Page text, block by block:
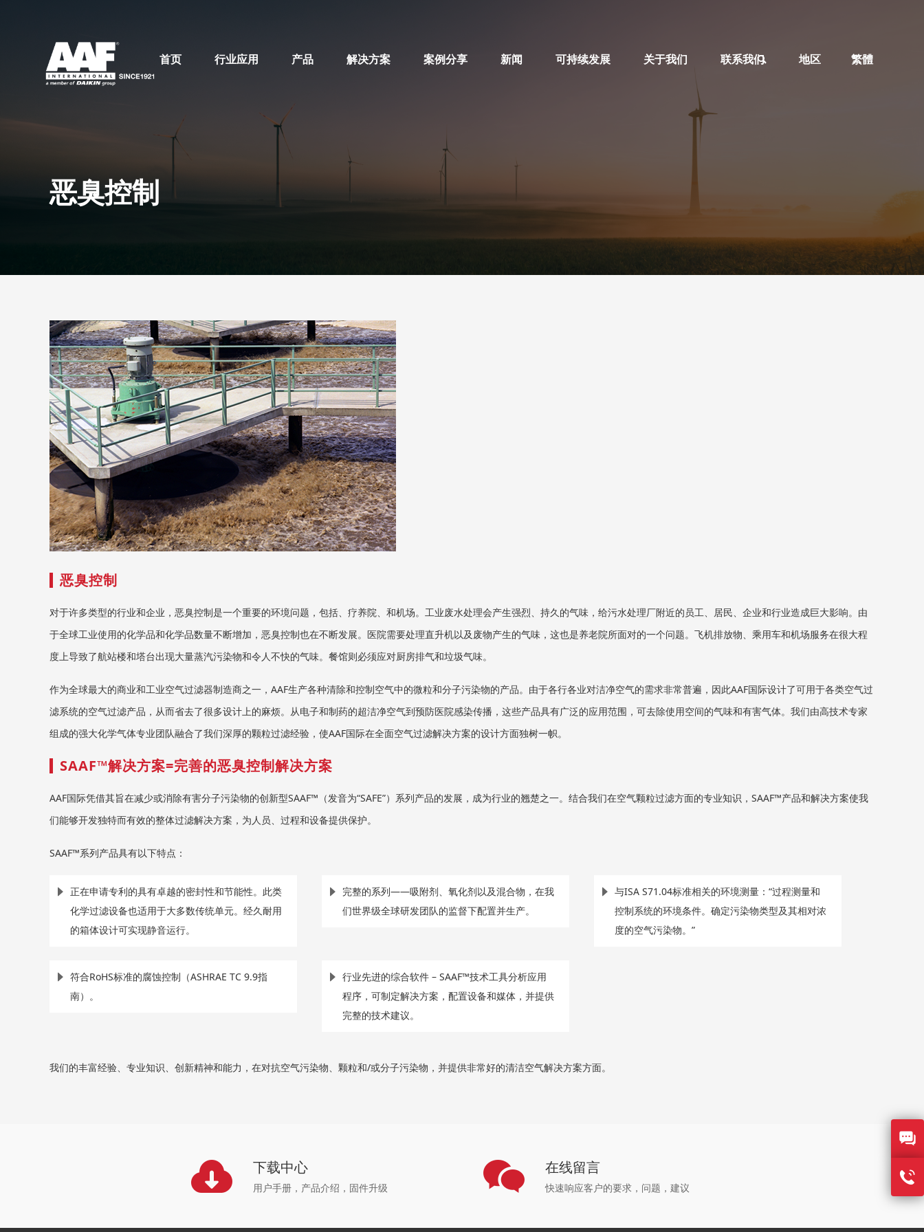
首页 行业应用 产品 解决方案 案例分享 新闻 可持续发展 关于我们 联系我们 繁體
地区
恶臭控制
恶臭控制
对于许多类型的行业和企业，恶臭控制是一个重要的环境问题，包括、疗养院、和机场。工业废水处理会产生强烈、持久的气味，给污水处理厂附近的员工、居民、企业和行业造成巨大影响。由
于全球工业使用的化学品和化学品数量不断增加，恶臭控制也在不断发展。医院需要处理直升机以及废物产生的气味，这也是养老院所面对的一个问题。飞机排放物、乘用车和机场服务在很大程
度上导致了航站楼和塔台出现大量蒸汽污染物和令人不快的气味。餐馆则必须应对厨房排气和垃圾气味。
作为全球最大的商业和工业空气过滤器制造商之一，AAF生产各种清除和控制空气中的微粒和分子污染物的产品。由于各行各业对洁净空气的需求非常普遍，因此AAF国际设计了可用于各类空气过
滤系统的空气过滤产品，从而省去了很多设计上的麻烦。从电子和制药的超洁净空气到预防医院感染传播，这些产品具有广泛的应用范围，可去除使用空间的气味和有害气体。我们由高技术专家
组成的强大化学气体专业团队融合了我们深厚的颗粒过滤经验，使AAF国际在全面空气过滤解决方案的设计方面独树一帜。
SAAF™解决方案=完善的恶臭控制解决方案
AAF国际凭借其旨在减少或消除有害分子污染物的创新型SAAF™（发音为“SAFE”）系列产品的发展，成为行业的翘楚之一。结合我们在空气颗粒过滤方面的专业知识，SAAF™产品和解决方案使我
们能够开发独特而有效的整体过滤解决方案，为人员、过程和设备提供保护。
SAAF™系列产品具有以下特点：
正在申请专利的具有卓越的密封性和节能性。此类
化学过滤设备也适用于大多数传统单元。经久耐用
的箱体设计可实现静音运行。
完整的系列——吸附剂、氧化剂以及混合物，在我
们世界级全球研发团队的监督下配置并生产。
与ISA S71.04标准相关的环境测量：“过程测量和
控制系统的环境条件。确定污染物类型及其相对浓
度的空气污染物。”
符合RoHS标准的腐蚀控制（ASHRAE TC 9.9指
南）。
行业先进的综合软件 – SAAF™技术工具分析应用
程序，可制定解决方案，配置设备和媒体，并提供
完整的技术建议。
我们的丰富经验、专业知识、创新精神和能力，在对抗空气污染物、颗粒和/或分子污染物，并提供非常好的清洁空气解决方案方面。
下载中心
用户手册，产品介绍，固件升级
在线留言
快速响应客户的要求，问题，建议